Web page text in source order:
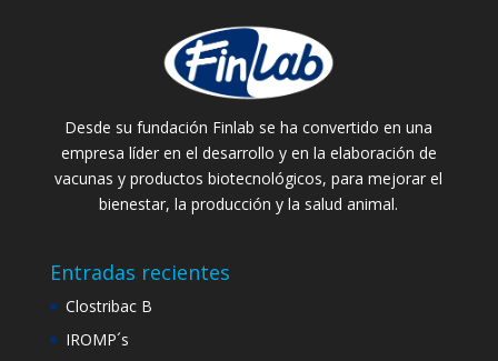
Desde su fundación Finlab se ha convertido en una
empresa líder en el desarrollo y en la elaboración de
vacunas y productos biotecnológicos, para mejorar el
bienestar, la producción y la salud animal.
Entradas recientes
Clostribac B
IROMP´s